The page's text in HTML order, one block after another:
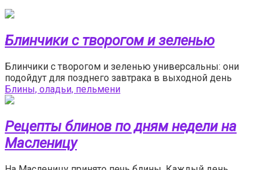
Блинчики с творогом и зеленью
Блинчики с творогом и зеленью универсальны: они
подойдут для позднего завтрака в выходной день
Блины, оладьи, пельмени
Рецепты блинов по дням недели на
Масленицу